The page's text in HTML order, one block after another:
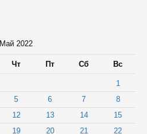
Май 2022
Чт Пт Сб Вс
1
5 6 7
8
12 13 14
15
19 20 21
22